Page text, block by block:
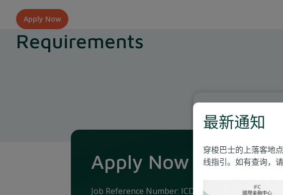
Apply Now
Requirements
Apply Now
Job Reference Number: ICD-RDOG-0065-MIH-
最新通知
穿梭巴士的上落客地
线指引。如有查询，